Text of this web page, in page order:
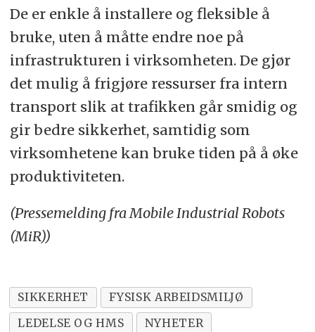
De er enkle å installere og fleksible å
bruke, uten å måtte endre noe på
infrastrukturen i virksomheten. De gjør
det mulig å frigjøre ressurser fra intern
transport slik at trafikken går smidig og
gir bedre sikkerhet, samtidig som
virksomhetene kan bruke tiden på å øke
produktiviteten.
(Pressemelding fra Mobile Industrial Robots
(MiR))
SIKKERHET
FYSISK ARBEIDSMILJØ
LEDELSE OG HMS
NYHETER